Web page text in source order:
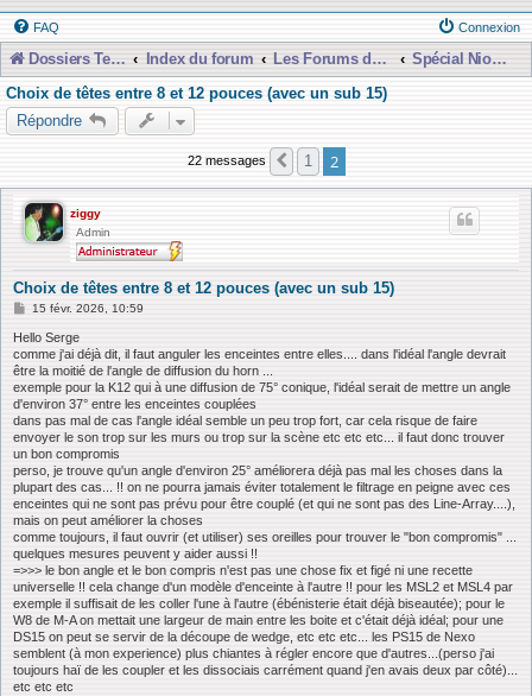
FAQ Connexion
Dossiers Techniques Index du forum Les Forums de Discussions
Spécial Nioubie Débutant
Choix de têtes entre 8 et 12 pouces (avec un sub 15)
Répondre
22 messages Précédente
1 2
ziggy
Admin
Choix de têtes entre 8 et 12 pouces (avec un sub 15)
M
s
s
g
e
15 févr. 2026, 10:59
Hello Serge
comme j'ai déjà dit, il faut anguler les enceintes entre elles.... dans l'idéal l'angle devrait
être la moitié de l'angle de diffusion du horn ...
exemple pour la K12 qui à une diffusion de 75° conique, l'idéal serait de mettre un angle
d'environ 37° entre les enceintes couplées
dans pas mal de cas l'angle idéal semble un peu trop fort, car cela risque de faire
envoyer le son trop sur les murs ou trop sur la scène etc etc etc... il faut donc trouver
un bon compromis
perso, je trouve qu'un angle d'environ 25° améliorera déjà pas mal les choses dans la
plupart des cas... !! on ne pourra jamais éviter totalement le filtrage en peigne avec ces
enceintes qui ne sont pas prévu pour être couplé (et qui ne sont pas des Line-Array....),
mais on peut améliorer la choses
comme toujours, il faut ouvrir (et utiliser) ses oreilles pour trouver le "bon compromis" ...
quelques mesures peuvent y aider aussi !!
=>>> le bon angle et le bon compris n'est pas une chose fix et figé ni une recette
universelle !! cela change d'un modèle d'enceinte à l'autre !! pour les MSL2 et MSL4 par
exemple il suffisait de les coller l'une à l'autre (ébénisterie était déjà biseautée); pour le
W8 de M-A on mettait une largeur de main entre les boite et c'était déjà idéal; pour une
DS15 on peut se servir de la découpe de wedge, etc etc etc... les PS15 de Nexo
semblent (à mon experience) plus chiantes à régler encore que d'autres...(perso j'ai
toujours haï de les coupler et les dissociais carrément quand j'en avais deux par côté)...
etc etc etc